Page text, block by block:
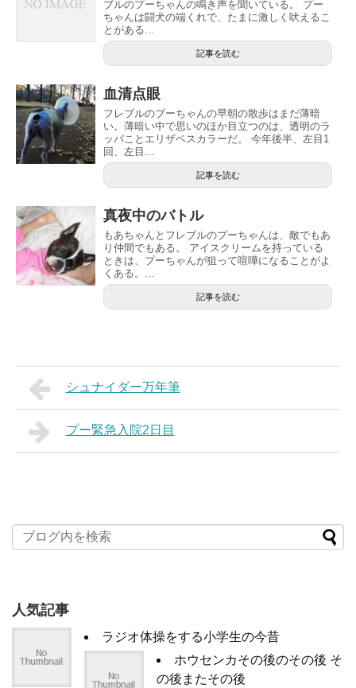
ブルのプーちゃんの鳴き声を聞いている。 プー
ちゃんは闘犬の端くれで、たまに激しく吠えるこ
とがある...
記事を読む
血清点眼
フレブルのプーちゃんの早朝の散歩はまだ薄暗
い。薄暗い中で思いのほか目立つのは、透明のラ
ッパことエリザベスカラーだ。 今年後半、左目1
回、左目...
記事を読む
真夜中のバトル
もあちゃんとフレブルのプーちゃんは、敵でもあ
り仲間でもある。 アイスクリームを持っている
ときは、プーちゃんが狙って喧嘩になることがよ
くある。...
記事を読む
シュナイダー万年筆
プー緊急入院2日目
人気記事
ラジオ体操をする小学生の今昔
ホウセンカその後のその後 そ
の後またその後